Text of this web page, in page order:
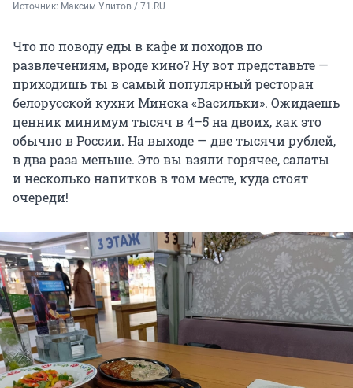
Источник: Максим Улитов / 71.RU
Что по поводу еды в кафе и походов по
развлечениям, вроде кино? Ну вот представьте —
приходишь ты в самый популярный ресторан
белорусской кухни Минска «Васильки». Ожидаешь
ценник минимум тысяч в 4–5 на двоих, как это
обычно в России. На выходе — две тысячи рублей,
в два раза меньше. Это вы взяли горячее, салаты
и несколько напитков в том месте, куда стоят
очереди!